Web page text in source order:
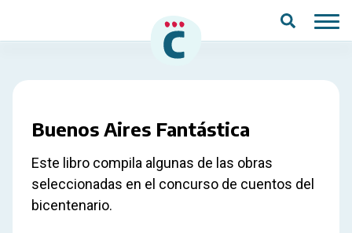
Buenos Aires Fantástica
Este libro compila algunas de las obras
seleccionadas en el concurso de cuentos del
bicentenario.